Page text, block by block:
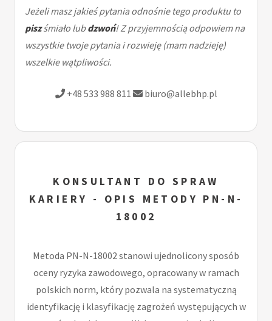
Jeżeli masz jakieś pytania odnośnie tego produktu to
piszśmiało lubdzwoń! Z przyjemnością odpowiem na
wszystkie twoje pytania i rozwieję (mam nadzieję)
wszelkie wątpliwości.
+48 533 988 811 biuro@allebhp.pl
KONSULTANT DO SPRAW
KARIERY - OPIS METODY PN-N-
18002
Metoda PN-N-18002 stanowi ujednolicony sposób
oceny ryzyka zawodowego, opracowany w ramach
polskich norm, który pozwala na systematyczną
identyfikację i klasyfikację zagrożeń występujących w